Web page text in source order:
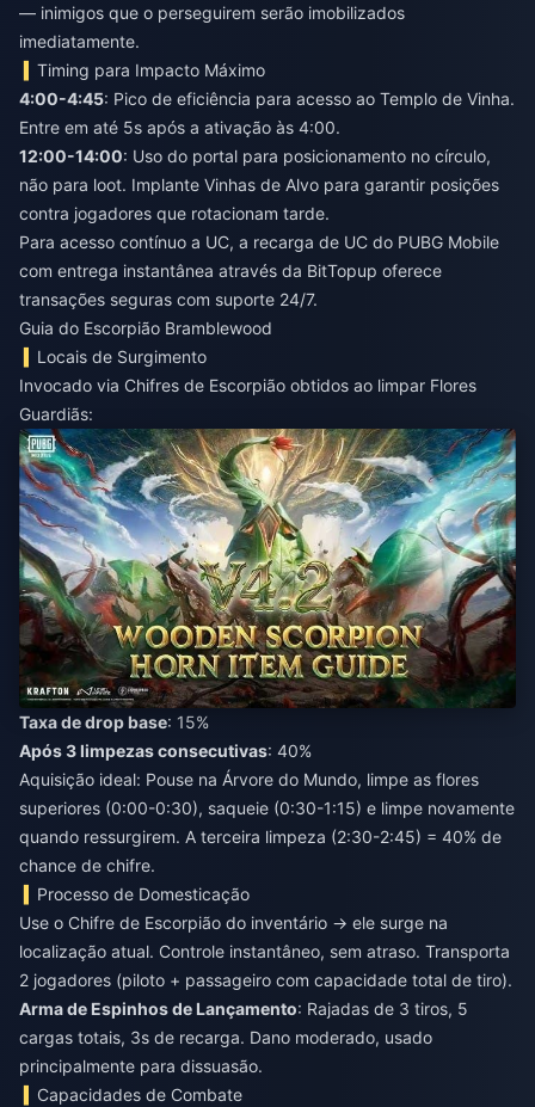
— inimigos que o perseguirem serão imobilizados
imediatamente.
Timing para Impacto Máximo
4:00-4:45: Pico de eficiência para acesso ao Templo de Vinha.
Entre em até 5s após a ativação às 4:00.
12:00-14:00: Uso do portal para posicionamento no círculo,
não para loot. Implante Vinhas de Alvo para garantir posições
contra jogadores que rotacionam tarde.
Para acesso contínuo a UC, a recarga de UC do PUBG Mobile
com entrega instantânea através da BitTopup oferece
transações seguras com suporte 24/7.
Guia do Escorpião Bramblewood
Locais de Surgimento
Invocado via Chifres de Escorpião obtidos ao limpar Flores
Guardiãs:
Taxa de drop base: 15%
Após 3 limpezas consecutivas: 40%
Aquisição ideal: Pouse na Árvore do Mundo, limpe as flores
superiores (0:00-0:30), saqueie (0:30-1:15) e limpe novamente
quando ressurgirem. A terceira limpeza (2:30-2:45) = 40% de
chance de chifre.
Processo de Domesticação
Use o Chifre de Escorpião do inventário → ele surge na
localização atual. Controle instantâneo, sem atraso. Transporta
2 jogadores (piloto + passageiro com capacidade total de tiro).
Arma de Espinhos de Lançamento: Rajadas de 3 tiros, 5
cargas totais, 3s de recarga. Dano moderado, usado
principalmente para dissuasão.
Capacidades de Combate